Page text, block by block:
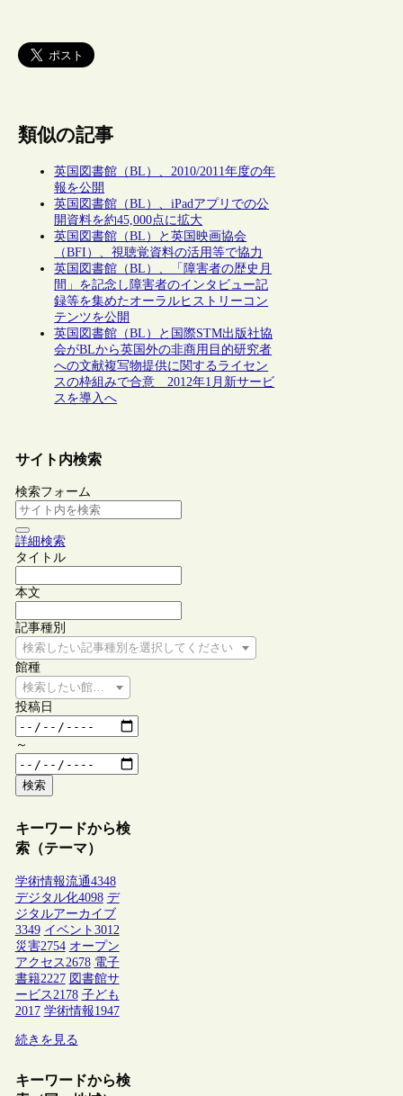
類似の記事
英国図書館（BL）、2010/2011年度の年
報を公開
英国図書館（BL）、iPadアプリでの公
開資料を約45,000点に拡大
英国図書館（BL）と英国映画協会
（BFI）、視聴覚資料の活用等で協力
英国図書館（BL）、「障害者の歴史月
間」を記念し障害者のインタビュー記
録等を集めたオーラルヒストリーコン
テンツを公開
英国図書館（BL）と国際STM出版社協
会がBLから英国外の非商用目的研究者
への文献複写物提供に関するライセン
スの枠組みで合意 2012年1月新サービ
スを導入へ
サイト内検索
検索フォーム
詳細検索
タイトル
本文
記事種別
検索したい記事種別を選択してください
館種
検索したい館種を選択してください
投稿日
～
検索
キーワードから検
索（テーマ）
学術情報流通4348
デジタル化4098 デ
ジタルアーカイブ
3349 イベント 3012
災害2754 オープン
アクセス 2678 電子
書籍2227 図書館サ
ービス 2178 子ども
2017 学術情報1947
続きを見る
キーワードから検